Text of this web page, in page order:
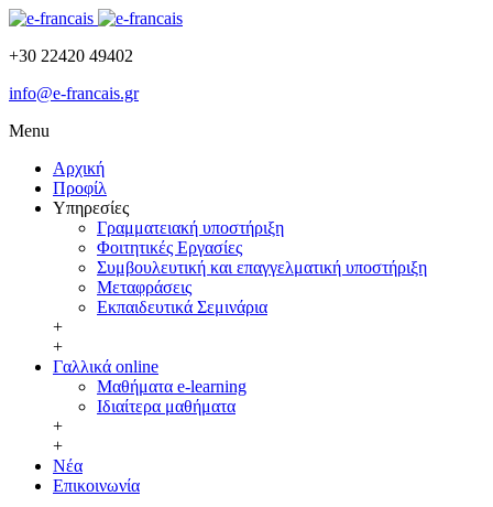
+30 22420 49402
info@e-francais.gr
Menu
Αρχική
Προφίλ
Υπηρεσίες
Γραμματειακή υποστήριξη
Φοιτητικές Εργασίες
Συμβουλευτική και επαγγελματική υποστήριξη
Μεταφράσεις
Εκπαιδευτικά Σεμινάρια
+
+
Γαλλικά online
Μαθήματα e-learning
Ιδιαίτερα μαθήματα
+
+
Νέα
Επικοινωνία